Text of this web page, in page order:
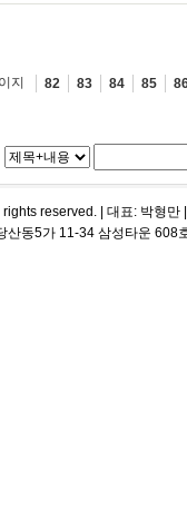
지 82 83 84 85
reserved. | 대표: 박형
산동5가 11-34 삼성타운